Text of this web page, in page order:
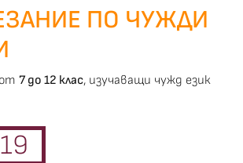
ПО ЧУЖДИ
7 до 12 клас, изучаващи чужд език